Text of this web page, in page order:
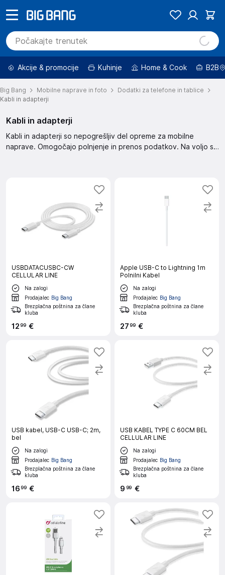
Akcije & promocije Kuhinje Home & Cook B2B
Big Bang Mobilne naprave in foto
Dodatki za telefone in tablice
Kabli in adapterji
Kabli in adapterji
Kabli in adapterji so nepogrešljiv del opreme za mobilne
naprave. Omogočajo polnjenje in prenos podatkov. Na voljo so
USBDATACUSBC-CW
CELLULAR LINE
Na zalogi
Prodajalec Big Bang
Brezplačna poštnina za člane
kluba
1299 €
Apple USB-C to Lightning 1m
Polnilni Kabel
Na zalogi
Prodajalec Big Bang
Brezplačna poštnina za člane
kluba
2799 €
USB kabel, USB-C USB-C; 2m,
bel
Na zalogi
Prodajalec Big Bang
Brezplačna poštnina za člane
kluba
1699 €
USB KABEL TYPE C 60CM BEL
CELLULAR LINE
Na zalogi
Prodajalec Big Bang
Brezplačna poštnina za člane
kluba
9 99 €